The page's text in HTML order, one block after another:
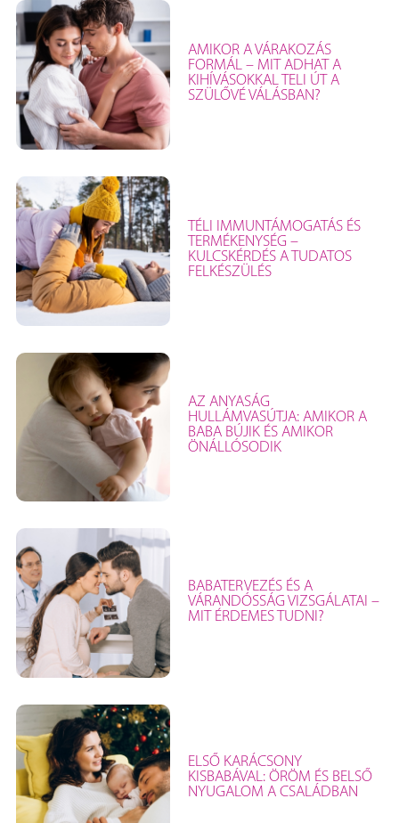
AMIKOR A VÁRAKOZÁS
FORMÁL – MIT ADHAT A
KIHÍVÁSOKKAL TELI ÚT A
SZÜLŐVÉ VÁLÁSBAN?
TÉLI IMMUNTÁMOGATÁS ÉS
TERMÉKENYSÉG –
KULCSKÉRDÉS A TUDATOS
FELKÉSZÜLÉS
AZ ANYASÁG
HULLÁMVASÚTJA: AMIKOR A
BABA BÚJIK ÉS AMIKOR
ÖNÁLLÓSODIK
BABATERVEZÉS ÉS A
VÁRANDÓSSÁG VIZSGÁLATAI –
MIT ÉRDEMES TUDNI?
ELSŐ KARÁCSONY
KISBABÁVAL: ÖRÖM ÉS BELSŐ
NYUGALOM A CSALÁDBAN